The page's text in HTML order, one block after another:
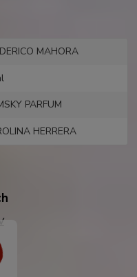
MAHORA
PARFUM
HERRERA